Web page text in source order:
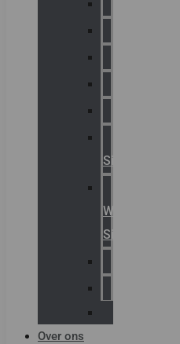
Signaling
Warning
Signals
Over ons